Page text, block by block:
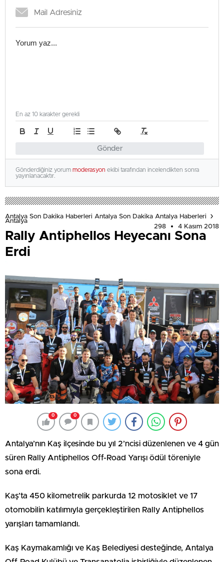
Gönder
En az 10 karakter gerekli
Gönderdiğiniz yorum moderasyon ekibi tarafından incelendikten sonra
yayınlanacaktır.
Antalya Son Dakika Haberleri Antalya Son Dakika Antalya Haberleri
Antalya
298
4 Kasım 2018
Rally Antiphellos Heyecanı Sona
Erdi
0 0
Antalya’nın Kaş ilçesinde bu yıl 2’ncisi düzenlenen ve 4 gün
süren Rally Antiphellos Off-Road Yarışı ödül töreniyle
sona erdi.
Kaş’ta 450 kilometrelik parkurda 12 motosiklet ve 17
otomobilin katılımıyla gerçekleştirilen Rally Antiphellos
yarışları tamamlandı.
Kaş Kaymakamlığı ve Kaş Belediyesi desteğinde, Antalya